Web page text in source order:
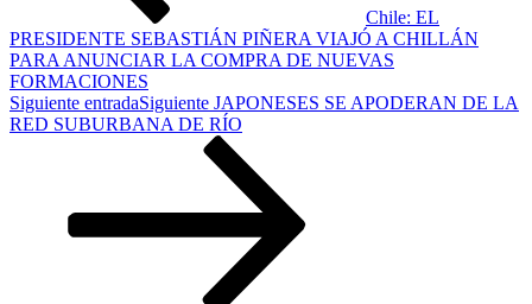
Chile: EL
PRESIDENTE SEBASTIÁN PIÑERA VIAJÓ A CHILLÁN
PARA ANUNCIAR LA COMPRA DE NUEVAS
FORMACIONES
Siguiente entradaSiguiente JAPONESES SE APODERAN DE LA
RED SUBURBANA DE RÍO